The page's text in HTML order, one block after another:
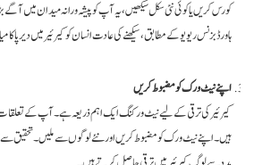
کورس کریں یا کوئی نئی سکل سیکھیں، یہ آپ کو پیشہ ورانہ میدان میں
ہاورڈ بزنس ریویو کے مطابق، سیکھنے کی عادت انسان کو کیرئیر میں دیرپا
اپنے نیٹ ورک کو مضبوط کریں
کیرئیر کی ترقی کے لیے نیٹ ورکنگ ایک اہم ذریعہ ہے۔ آپ کے تعلقات
ہیں۔ اپنے نیٹ ورک کو مضبوط کریں اور نئے لوگوں سے ملیں۔ تحقیق